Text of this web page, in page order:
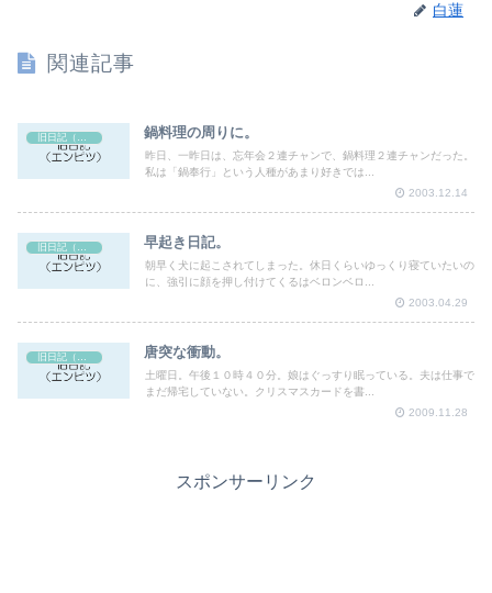
白蓮
関連記事
旧日記（エンピツ） 鍋料理の周りに。
昨日、一昨日は、忘年会２連チャンで、鍋料理２連チャンだった。
私は「鍋奉行」という人種があまり好きでは...
2003.12.14
旧日記（エンピツ） 早起き日記。
朝早く犬に起こされてしまった。休日くらいゆっくり寝ていたいの
に、強引に顔を押し付けてくるはベロンベロ...
2003.04.29
唐突な衝動。
土曜日。午後１０時４０分。娘はぐっすり眠っている。夫は仕事で
まだ帰宅していない。クリスマスカードを書...
2009.11.28
スポンサーリンク